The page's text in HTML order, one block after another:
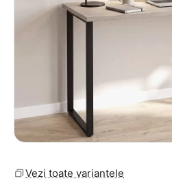
Vezi toate variantele